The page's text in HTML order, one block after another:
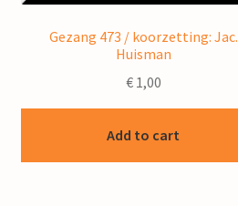
Gezang 473 / koorzetting: Jac.
Huisman
€1,00
Add to cart